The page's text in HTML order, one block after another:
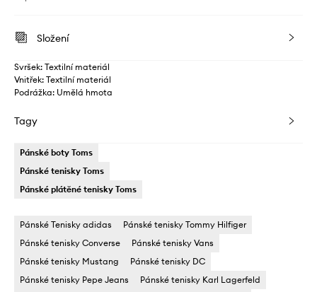
Složení
Svršek: Textilní materiál
Vnitřek: Textilní materiál
Podrážka: Umělá hmota
Tagy
Pánské boty Toms
Pánské tenisky Toms
Pánské plátěné tenisky Toms
Pánské Tenisky adidas
Pánské tenisky Tommy Hilfiger
Pánské tenisky Converse
Pánské tenisky Vans
Pánské tenisky Mustang
Pánské tenisky DC
Pánské tenisky Pepe Jeans
Pánské tenisky Karl Lagerfeld